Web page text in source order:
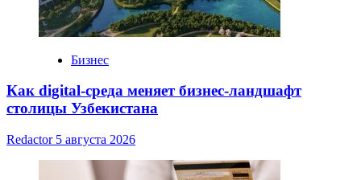
Бизнес
Как digital-среда меняет бизнес-ландшафт
столицы Узбекистана
Redactor 5 августа 2026